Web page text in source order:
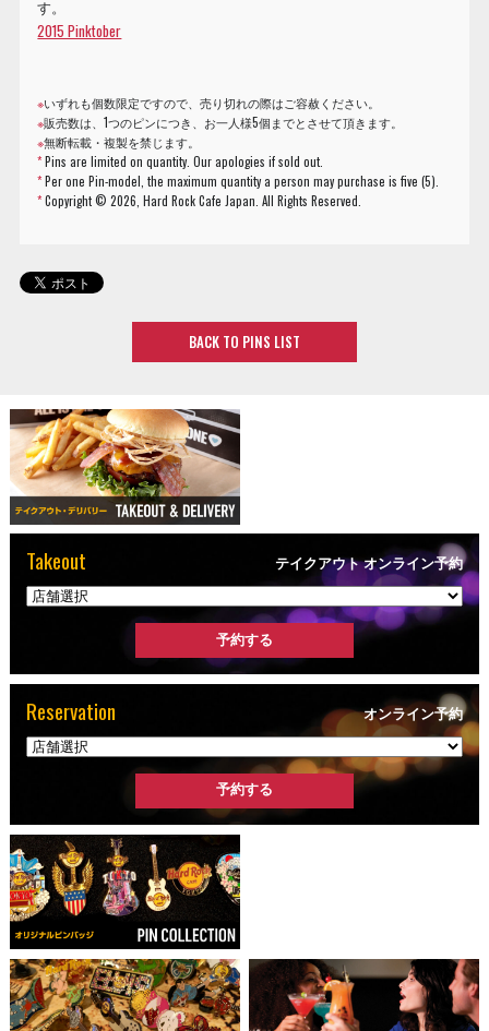
す。
2015 Pinktober
※いずれも個数限定ですので、売り切れの際はご容赦ください。
※販売数は、1つのピンにつき、お一人様5個までとさせて頂きます。
※無断転載・複製を禁じます。
*Pins are limited on quantity. Our apologies if sold out.
*Per one Pin-model, the maximum quantity a person may purchase is five (5).
*Copyright ©2026, Hard Rock Cafe Japan. All Rights Reserved.
BACK TO PINS LIST
Takeout テイクアウト オンライン予約
Reservation オンライン予約